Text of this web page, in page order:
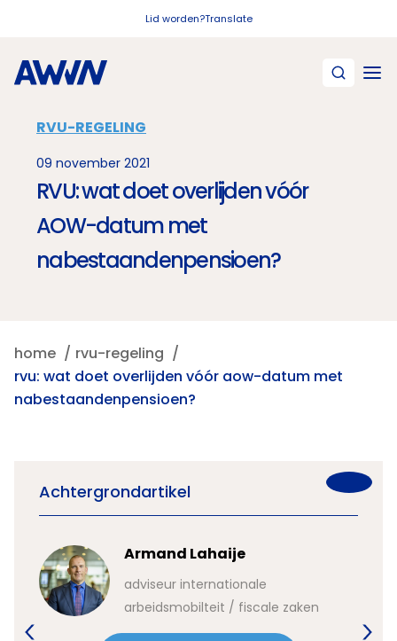
Lid worden?Translate
RVU-REGELING
09 november 2021
RVU: wat doet overlijden vóór
AOW-datum met
nabestaandenpensioen?
home
rvu-regeling
rvu: wat doet overlijden vóór aow-datum met
nabestaandenpensioen?
Achtergrondartikel
Armand Lahaije
adviseur internationale
arbeidsmobilteit / fiscale zaken